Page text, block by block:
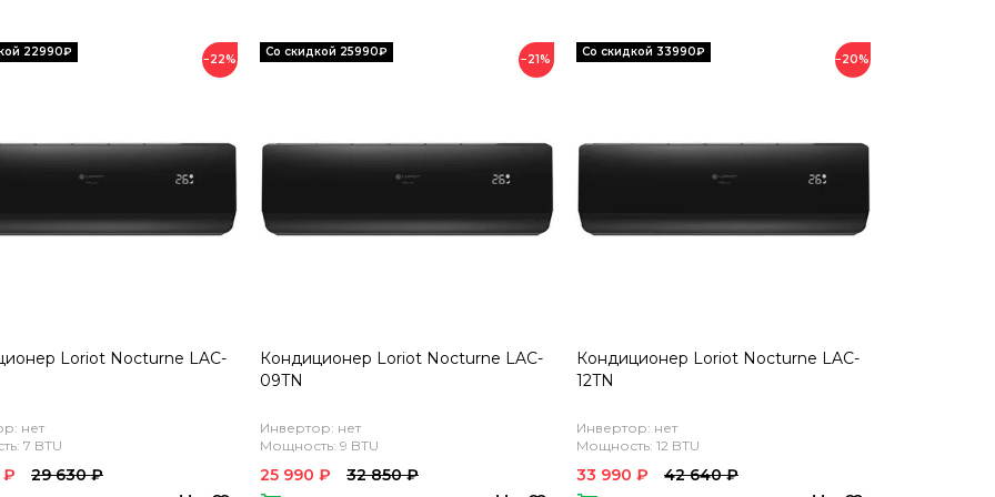
−22%
Loriot Nocturne LAC-
нет
7 BTU
₽ 29 630 ₽
−21%
Кондиционер Loriot Nocturne LAC-
09TN
Инвертор: нет
Мощность: 9 BTU
25 990 ₽ 32 850 ₽
−20%
Кондиционер Loriot Nocturne LAC-
12TN
Инвертор: нет
Мощность: 12 BTU
33 990 ₽ 42 640 ₽